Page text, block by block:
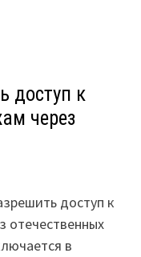
доступ к
через
доступ к
отечественных
в